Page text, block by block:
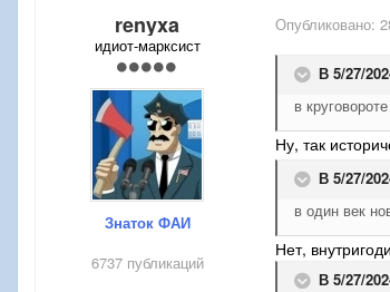
renyxa
идиот-марксист
Знаток ФАИ
6737 публикаций
Опубликовано:
В 5/27/
в
Ну, так
В 5/27/
в один век
Нет,
В 5/27/